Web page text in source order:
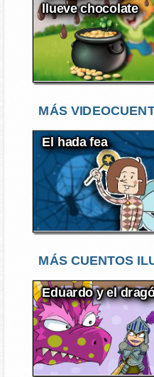
llueve chocolate
MÁS
El hada fea
MÁS CUENTOS
Eduardo y el